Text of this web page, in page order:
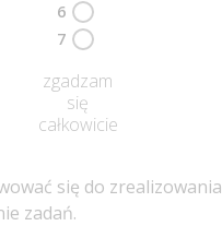
6
7
zgadzam
się
całkowicie
się do zrealizowania
zadań.